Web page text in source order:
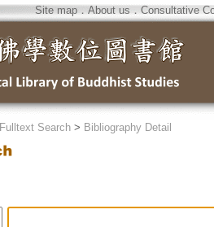
Site map．About us ． Consultative
Fulltext Search > Bibliography Detail